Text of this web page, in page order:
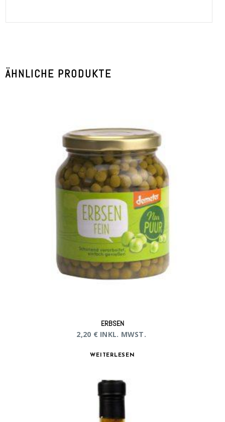
ÄHNLICHE PRODUKTE
ERBSEN
2,20 € INKL. MWST.
WEITERLESEN